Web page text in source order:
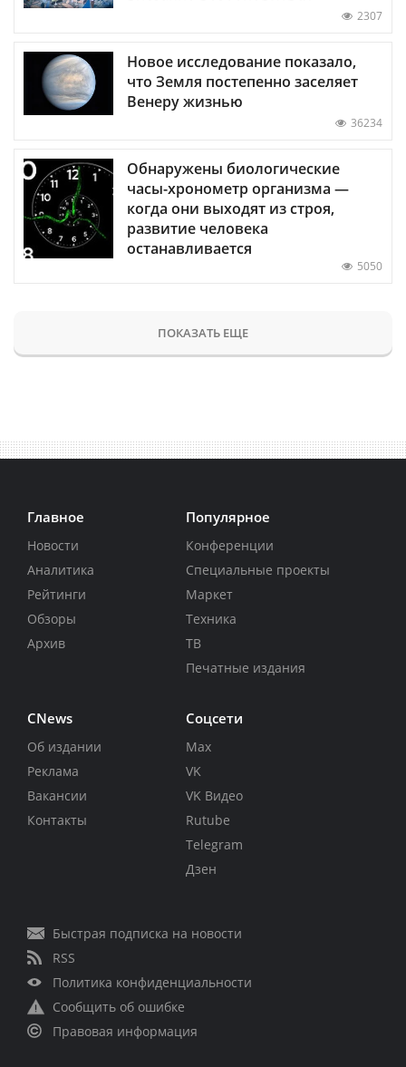
2307
Новое исследование показало,
что Земля постепенно заселяет
Венеру жизнью
36234
Обнаружены биологические
часы-хронометр организма —
когда они выходят из строя,
развитие человека
останавливается
5050
ПОКАЗАТЬ ЕЩЕ
Главное
Новости
Аналитика
Рейтинги
Обзоры
Архив
Популярное
Конференции
Специальные проекты
Маркет
Техника
ТВ
Печатные издания
CNews
Об издании
Реклама
Вакансии
Контакты
Соцсети
Max
VK
VK Видео
Rutube
Telegram
Дзен
Быстрая подписка на новости
RSS
Политика конфиденциальности
Сообщить об ошибке
Правовая информация